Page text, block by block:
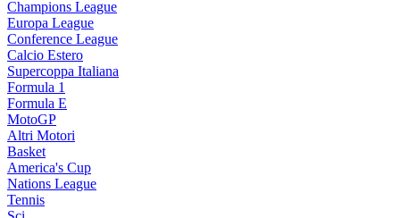
Champions League
Europa League
Conference League
Calcio Estero
Supercoppa Italiana
Formula 1
Formula E
MotoGP
Altri Motori
Basket
America's Cup
Nations League
Tennis